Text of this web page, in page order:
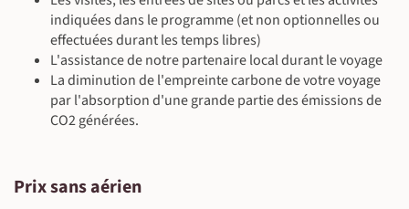
indiquées dans le programme (et non optionnelles ou
effectuées durant les temps libres)
L'assistance de notre partenaire local durant le voyage
La diminution de l'empreinte carbone de votre voyage
par l'absorption d'une grande partie des émissions de
CO2 générées.
Prix sans aérien